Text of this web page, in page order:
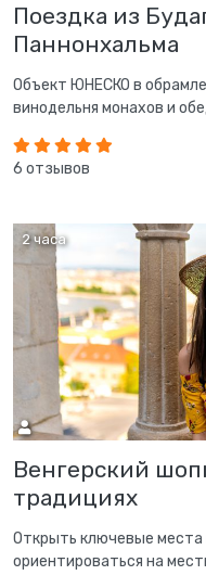
Поездка из
Паннонхальма
Объект ЮНЕСКО в
винодельня монахов и
6 отзывов
2 часа
Венгерский
традициях
Открыть ключевые места
ориентироваться на